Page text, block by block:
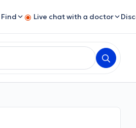
Find Live chat with a doctor